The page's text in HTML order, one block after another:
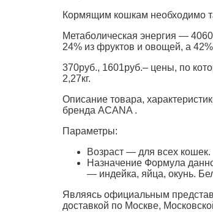
Кормящим кошкам необходимо
Метаболическая энергия —
24% из фруктов и овощей, а
370руб., 1601руб.– цены, по
2,27кг.
Описание товара,
бренда ACANA .
Параметры:
Возраст — для всех кошек.
Назначение Формула
— индейка, яйца, окунь.
Являясь официальным
доставкой по Москве,